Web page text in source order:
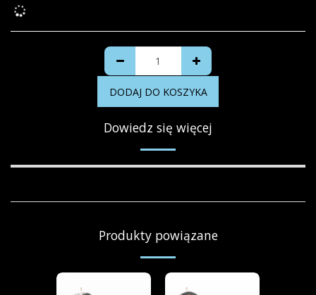
DODAJ DO KOSZYKA
Dowiedz się więcej
Produkty powiązane